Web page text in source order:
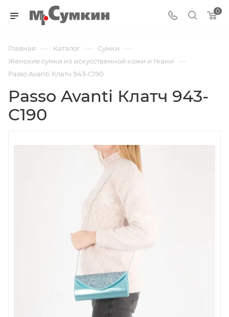
0
Главная — Каталог — Cумки —
Женские сумки из искусственной кожи и ткани —
Passo Avanti Клатч 943-C190
Passo Avanti Клатч 943-
C190